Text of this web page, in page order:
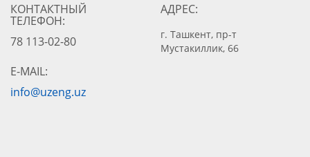
КОНТАКТНЫЙ
ТЕЛЕФОН:
78 113-02-80
АДРЕС:
г. Ташкент, пр-т
Мустакиллик, 66
E-MAIL:
info@uzeng.uz